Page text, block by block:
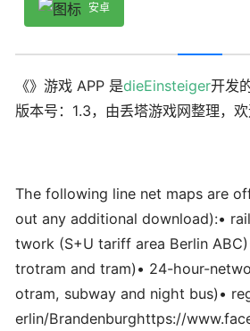
安卓
《》游戏 APP 是dieEinsteiger开发
版本号：1.3，由丢塔游戏网整理，欢
The following line net maps are
out any additional download):•
twork (S+U tariff area Berlin
trotram and tram)• 24-hour-
otram, subway and night bus)•
erlin/Brandenburghttps://